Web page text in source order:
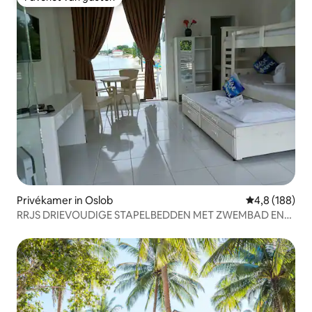
Favoriet van gasten
Privékamer in Oslob Gemiddelde
4,8 (188)
RRJS DRIEVOUDIGE STAPELBEDDEN MET ZWEMBAD EN